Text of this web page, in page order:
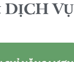
DỊCH VỤ